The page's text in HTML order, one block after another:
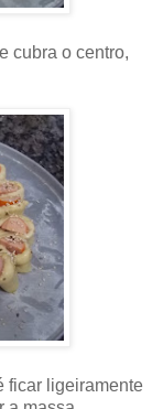
cubra o centro,
ficar ligeiramente